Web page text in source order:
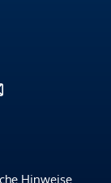
Hinweise